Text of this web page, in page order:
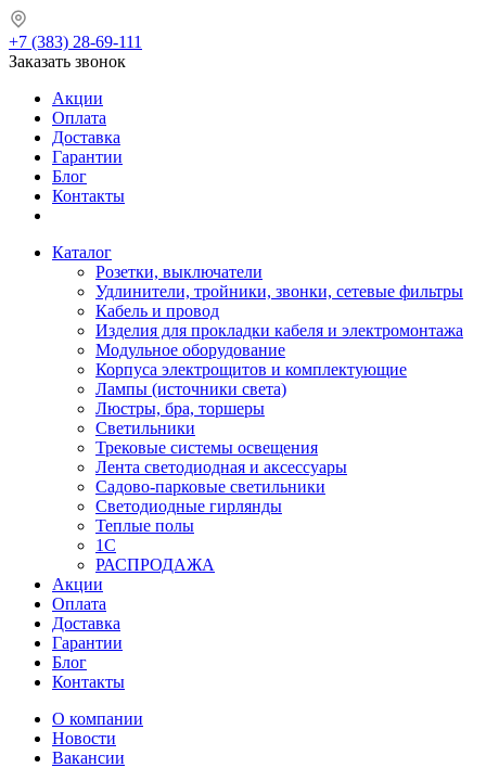
+7 (383) 28-69-111
Заказать звонок
Акции
Оплата
Доставка
Гарантии
Блог
Контакты
Каталог
Розетки, выключатели
Удлинители, тройники, звонки, сетевые фильтры
Кабель и провод
Изделия для прокладки кабеля и электромонтажа
Модульное оборудование
Корпуса электрощитов и комплектующие
Лампы (источники света)
Люстры, бра, торшеры
Светильники
Трековые системы освещения
Лента светодиодная и аксессуары
Садово-парковые светильники
Светодиодные гирлянды
Теплые полы
1С
РАСПРОДАЖА
Акции
Оплата
Доставка
Гарантии
Блог
Контакты
О компании
Новости
Вакансии